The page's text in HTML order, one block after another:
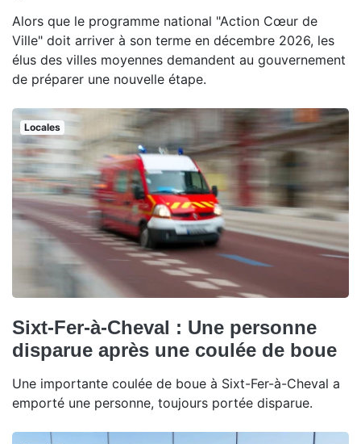
Alors que le programme national "Action Cœur de
Ville" doit arriver à son terme en décembre 2026, les
élus des villes moyennes demandent au gouvernement
de préparer une nouvelle étape.
Locales
Sixt-Fer-à-Cheval : Une personne
disparue après une coulée de boue
Une importante coulée de boue à Sixt-Fer-à-Cheval a
emporté une personne, toujours portée disparue.